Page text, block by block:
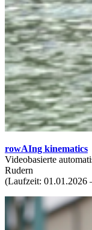
rowAIng kinematics
Videobasierte
Rudern
(Laufzeit: 01.01.2026